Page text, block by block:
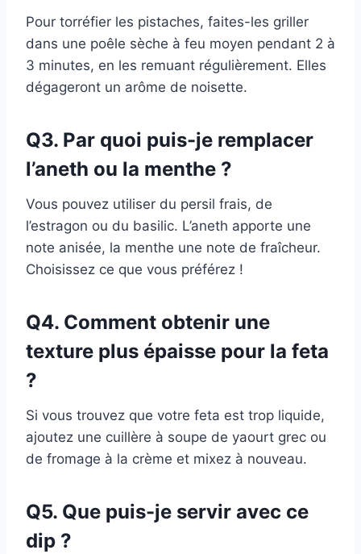
Pour torréfier les pistaches, faites-les griller
dans une poêle sèche à feu moyen pendant 2 à
3 minutes, en les remuant régulièrement. Elles
dégageront un arôme de noisette.
Q3. Par quoi puis-je remplacer
l’aneth ou la menthe ?
Vous pouvez utiliser du persil frais, de
l’estragon ou du basilic. L’aneth apporte une
note anisée, la menthe une note de fraîcheur.
Choisissez ce que vous préférez !
Q4. Comment obtenir une
texture plus épaisse pour la feta
?
Si vous trouvez que votre feta est trop liquide,
ajoutez une cuillère à soupe de yaourt grec ou
de fromage à la crème et mixez à nouveau.
Q5. Que puis-je servir avec ce
dip ?